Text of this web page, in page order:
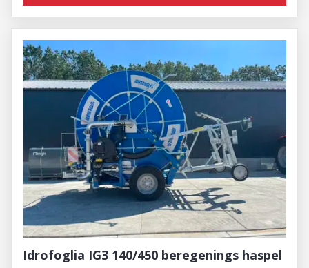
Idrofoglia IG3 140/450 beregenings haspel